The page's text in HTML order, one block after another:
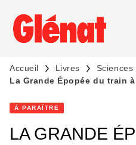
MENU RECHERCHE
PIED DE PAGE
Accueil Livres
La Grande Épopée du train
À PARAÎTRE
LA GRANDE